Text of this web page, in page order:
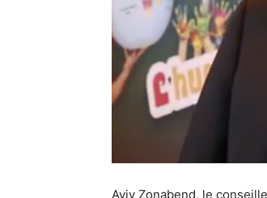
Aviv Zonabend, le